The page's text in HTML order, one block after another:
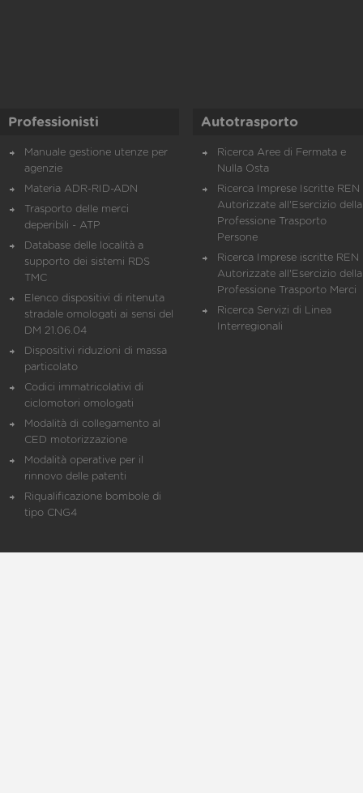
Professionisti
Manuale gestione utenze per
agenzie
Materia ADR-RID-ADN
Trasporto delle merci
deperibili - ATP
Database delle località a
supporto dei sistemi RDS
TMC
Elenco dispositivi di ritenuta
stradale omologati ai sensi del
DM 21.06.04
Dispositivi riduzioni di massa
particolato
Codici immatricolativi di
ciclomotori omologati
Modalità di collegamento al
CED motorizzazione
Modalità operative per il
rinnovo delle patenti
Riqualificazione bombole di
tipo CNG4
Autotrasporto
Ricerca Aree di Fermata e
Nulla Osta
Ricerca Imprese Iscritte REN
Autorizzate all'Esercizio della
Professione Trasporto
Persone
Ricerca Imprese iscritte REN
Autorizzate all'Esercizio della
Professione Trasporto Merci
Ricerca Servizi di Linea
Interregionali